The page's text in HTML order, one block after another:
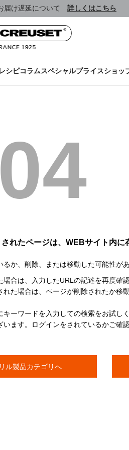
届け遅延について 詳しくはこちら
レシピコラムスペシャルプライスショッ
れたページは、WEBサイト内に
か、削除、または移動した可能性があ
合は、入力したURLの記述を再度確
た場合は、ページが削除されたか移
ーワードを入力しての検索をお試しく
ます。ログインをされているかご確認
ル製品カテゴリへ